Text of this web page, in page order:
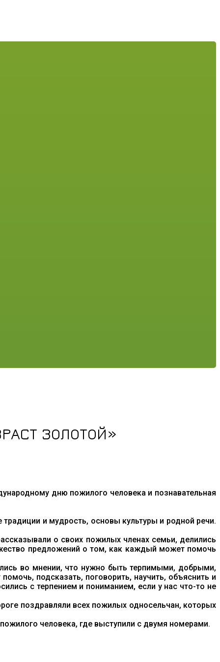
ЗОЛОТОЙ»
дню пожилого человека и познавательная
и мудрость, основы культуры и родной речи.
о своих пожилых членах семьи, делились
предложений о том, как каждый может помочь
во мнении, что нужно быть терпимыми, добрыми,
подсказать, поговорить, научить, объяснить и
с терпением и пониманием, если у нас что-то не
поздравляли всех пожилых односельчан, которых
человека, где выступили с двумя номерами.